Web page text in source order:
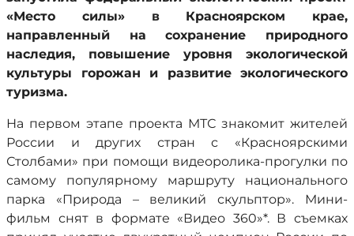
«Место силы» в Красноярском крае,
направленный на сохранение природного
наследия, повышение уровня экологической
культуры горожан и развитие экологического
туризма.
На первом этапе проекта МТС знакомит жителей
России и других стран с «Красноярскими
Столбами» при помощи видеоролика-прогулки по
самому популярному маршруту национального
парка «Природа – великий скульптор». Мини-
фильм снят в формате «Видео 360»*. В съемках